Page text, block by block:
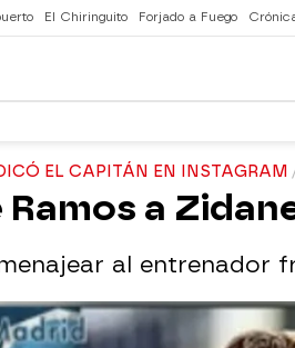
El Chiringuito Forjado a Fuego
EL CAPITÁN EN INSTAGRAM
Ramos a
al entrenador